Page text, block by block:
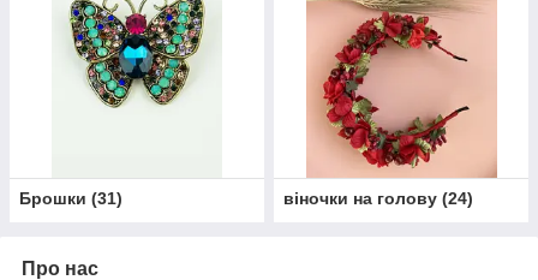
Брошки (31) віночки на голову (24)
Про нас